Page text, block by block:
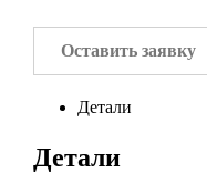
Оставить заявку
Детали
Детали